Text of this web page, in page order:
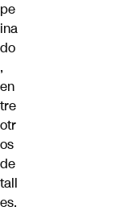
pe
ina
do
,
en
tre
otr
os
de
tall
es.